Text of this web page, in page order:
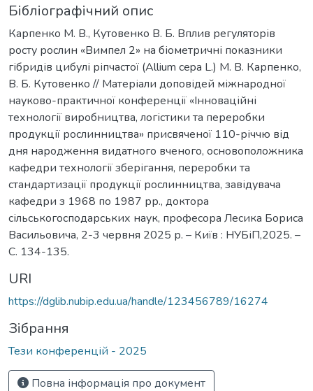
Бібліографічний опис
Карпенко М. В., Кутовенко В. Б. Вплив регуляторів
росту рослин «Вимпел 2» на біометричні показники
гібридів цибулі ріпчастої (Allium cepa L.) М. В. Карпенко,
В. Б. Кутовенко // Матеріали доповідей міжнародної
науково-практичної конференції «Інноваційні
технології виробництва, логістики та переробки
продукції рослинництва» присвяченої 110-річчю від
дня народження видатного вченого, основоположника
кафедри технології зберігання, переробки та
стандартизації продукції рослинництва, завідувача
кафедри з 1968 по 1987 рр., доктора
сільськогосподарських наук, професора Лесика Бориса
Васильовича, 2-3 червня 2025 р. – Київ : НУБіП,2025. –
С. 134-135.
URI
https://dglib.nubip.edu.ua/handle/123456789/16274
Зібрання
Тези конференцій - 2025
Повна інформація про документ